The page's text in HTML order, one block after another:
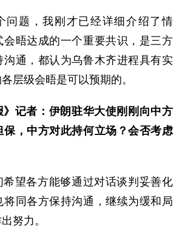
问题，我刚才已经详细介绍了情
会晤达成的一个重要共识，是三方
沟通，都认为乌鲁木齐进程具有实
层级会晤是可以预期的。
》记者：伊朗驻华大使刚刚向中方
保，中方对此持何立场？会否考虑
希望各方能够通过对话谈判妥善化
将同各方保持沟通，继续为缓和局
努力。